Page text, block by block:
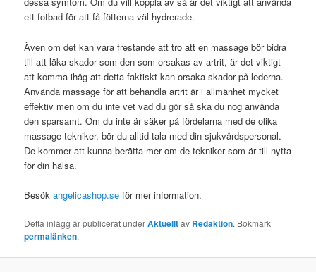
ett fotbad för att få fötterna väl hydrerade.
Även om det kan vara frestande att tro att en massage bör bidra
till att läka skador som den som orsakas av artrit, är det viktigt
att komma ihåg att detta faktiskt kan orsaka skador på lederna.
Använda massage för att behandla artrit är i allmänhet mycket
effektiv men om du inte vet vad du gör så ska du nog använda
den sparsamt. Om du inte är säker på fördelarna med de olika
massage tekniker, bör du alltid tala med din sjukvårdspersonal.
De kommer att kunna berätta mer om de tekniker som är till nytta
för din hälsa.
Besökangelicashop.se för mer information.
Detta inlägg är publicerat underAktuelltav Redaktion. Bokmärk
permalänken.